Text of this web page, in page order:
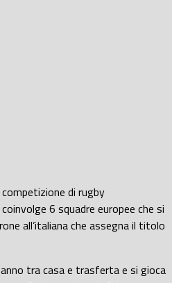
di rugby
6 squadre europee che si
all’italiana che assegna il titolo
tra casa e trasferta e si gioca